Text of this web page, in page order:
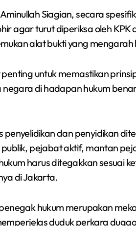
Siagian, secara
agar turut diperiksa oleh KPK
alat bukti yang
untuk memastikan
di hadapan hukum
penyelidikan dan penyidikan
pejabat aktif, mantan
harus ditegakkan sesuai
di Jakarta.
hukum merupakan
duduk perkara
Open